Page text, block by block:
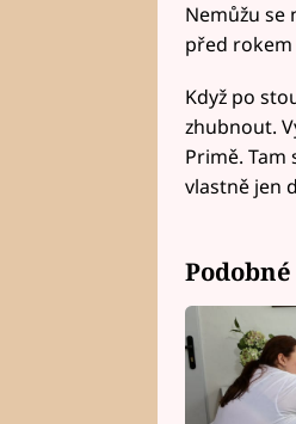
Nemůžu se
před
Když po
zhubnout.
Primě. Tam
vlastně jen